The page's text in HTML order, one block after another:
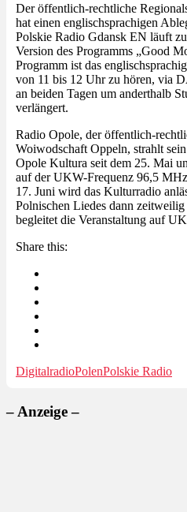
Der öffentlich-rechtliche
hat einen englischsprachigen
Polskie Radio Gdansk EN läuft
Version des Programms „Good
Programm ist das
von 11 bis 12 Uhr zu hören, via
an beiden Tagen um anderthalb
verlängert.
Radio Opole, der öffentlich-
Woiwodschaft Oppeln, strahlt
Opole Kultura seit dem 25. Mai
auf der UKW-Frequenz 96,5
17. Juni wird das Kulturradio
Polnischen Liedes dann
begleitet die Veranstaltung auf
Share this:
DigitalradioPolenPolskie Radio
– Anzeige –